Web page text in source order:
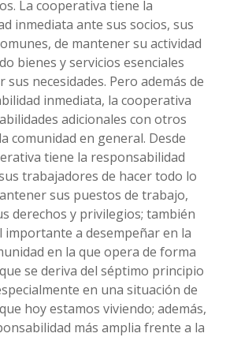
La cooperativa tiene la
inmediata ante sus socios, sus
de mantener su actividad
bienes y servicios esenciales
sus necesidades. Pero además de
inmediata, la cooperativa
adicionales con otros
comunidad en general. Desde
tiene la responsabilidad
trabajadores de hacer todo lo
sus puestos de trabajo,
derechos y privilegios; también
importante a desempeñar en la
en la que opera de forma
se deriva del séptimo principio
en una situación de
hoy estamos viviendo; además,
más amplia frente a la